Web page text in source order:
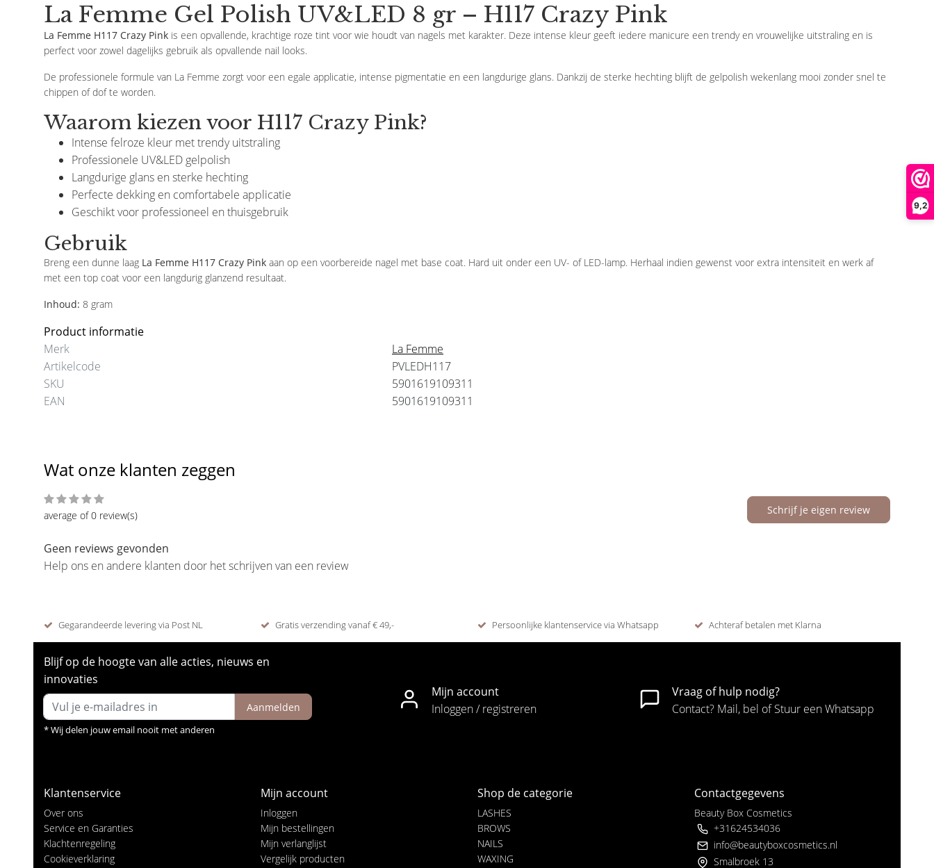
9,2
La Femme Gel Polish UV&LED 8 gr – H117 Crazy Pink
La Femme H117 Crazy Pink is een opvallende, krachtige roze tint voor wie houdt van nagels met karakter. Deze intense kleur geeft iedere manicure een trendy en vrouwelijke uitstraling en is
perfect voor zowel dagelijks gebruik als opvallende nail looks.
De professionele formule van La Femme zorgt voor een egale applicatie, intense pigmentatie en een langdurige glans. Dankzij de sterke hechting blijft de gelpolish wekenlang mooi zonder snel te
chippen of dof te worden.
Waarom kiezen voor H117 Crazy Pink?
Intense felroze kleur met trendy uitstraling
Professionele UV&LED gelpolish
Langdurige glans en sterke hechting
Perfecte dekking en comfortabele applicatie
Geschikt voor professioneel en thuisgebruik
Gebruik
Breng een dunne laag La Femme H117 Crazy Pink aan op een voorbereide nagel met base coat. Hard uit onder een UV- of LED-lamp. Herhaal indien gewenst voor extra intensiteit en werk af
met een top coat voor een langdurig glanzend resultaat.
Inhoud: 8 gram
Product informatie
Merk
La Femme
Artikelcode
PVLEDH117
SKU
5901619109311
EAN
5901619109311
Wat onze klanten zeggen
average of 0 review(s) Schrijf je eigen review
Geen reviews gevonden
Help ons en andere klanten door het schrijven van een review
Gegarandeerde levering via Post NL Gratis verzending vanaf € 49,- Persoonlijke klantenservice via Whatsapp Achteraf betalen met Klarna
Blijf op de hoogte van alle acties, nieuws en
innovaties
Aanmelden
* Wij delen jouw email nooit met anderen
Mijn account
Inloggen / registreren
Vraag of hulp nodig?
Contact? Mail, bel of Stuur een Whatsapp
Klantenservice
Over ons
Service en Garanties
Klachtenregeling
Cookieverklaring
Mijn account
Inloggen
Mijn bestellingen
Mijn verlanglijst
Vergelijk producten
Shop de categorie
LASHES
BROWS
NAILS
WAXING
Contactgegevens
Beauty Box Cosmetics
+31624534036
info@beautyboxcosmetics.nl
Smalbroek 13